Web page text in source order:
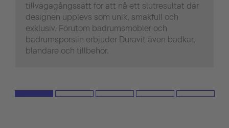
tillvägagångssätt för att nå ett slutresultat där
designen upplevs som unik, smakfull och
exklusiv. Förutom badrumsmöbler och
badrumsporslin erbjuder Duravit även badkar,
blandare och tillbehör.